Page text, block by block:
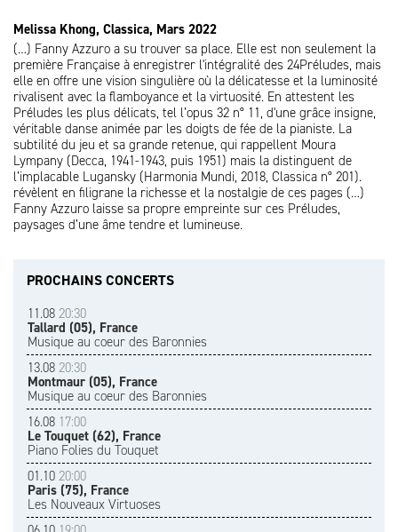
Melissa Khong, Classica, Mars 2022
(…) Fanny Azzuro a su trouver sa place. Elle est non seulement la
première Française à enregistrer l'intégralité des 24Préludes, mais
elle en offre une vision singulière où la délicatesse et la luminosité
rivalisent avec la flamboyance et la virtuosité. En attestent les
Préludes les plus délicats, tel l’opus 32 n° 11, d'une grâce insigne,
véritable danse animée par les doigts de fée de la pianiste. La
subtilité du jeu et sa grande retenue, qui rappellent Moura
Lympany (Decca, 1941-1943, puis 1951) mais la distinguent de
l’implacable Lugansky (Harmonia Mundi, 2018, Classica n° 201).
révèlent en filigrane la richesse et la nostalgie de ces pages (…)
Fanny Azzuro laisse sa propre empreinte sur ces Préludes,
paysages d’une âme tendre et lumineuse.
PROCHAINS CONCERTS
11.08 20:30
Tallard (05), France
Musique au coeur des Baronnies
13.08 20:30
Montmaur (05), France
Musique au coeur des Baronnies
16.08 17:00
Le Touquet (62), France
Piano Folies du Touquet
01.10 20:00
Paris (75), France
Les Nouveaux Virtuoses